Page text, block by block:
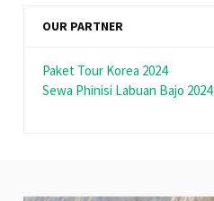
OUR PARTNER
Paket Tour Korea 2024
Sewa Phinisi Labuan Bajo 2024